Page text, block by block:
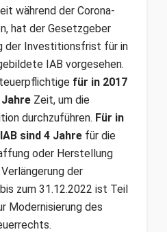
während der Corona-
hat der Gesetzgeber
der Investitionsfrist für in
IAB vorgesehen.
für in 2017
Zeit, um die
durchzuführen. Für in
sind 4 Jahre für die
oder Herstellung
der
zum 31.12.2022 ist Teil
Modernisierung des